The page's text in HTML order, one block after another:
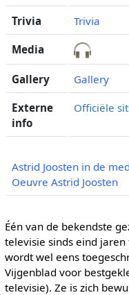
Trivia Trivia
Media
Gallery Gallery
Externe
info
Officiële
Astrid Joosten in de
Oeuvre Astrid Joosten
Één van de bekendste
televisie sinds eind jaren
wordt wel eens
Vijgenblad voor
televisie). Ze is zich